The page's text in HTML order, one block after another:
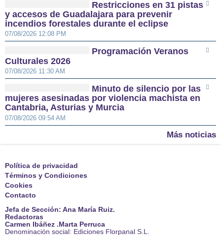
Restricciones en 31 pistas
y accesos de Guadalajara para prevenir
incendios forestales durante el eclipse
07/08/2026 12:08 PM
Programación Veranos
Culturales 2026
07/08/2026 11:30 AM
Minuto de silencio por las
mujeres asesinadas por violencia machista en
Cantabria, Asturias y Murcia
07/08/2026 09:54 AM
Más noticias
Política de privacidad
Términos y Condiciones
Cookies
Contacto
Jefa de Sección: Ana María Ruiz.
Redactoras
Carmen Ibáñez .Marta Perruca
Denominación social: Ediciones Florpanal S.L.